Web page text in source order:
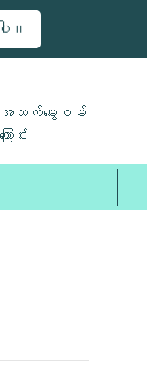
။
အသက်မွေးဝမ်း
ကြောင်း